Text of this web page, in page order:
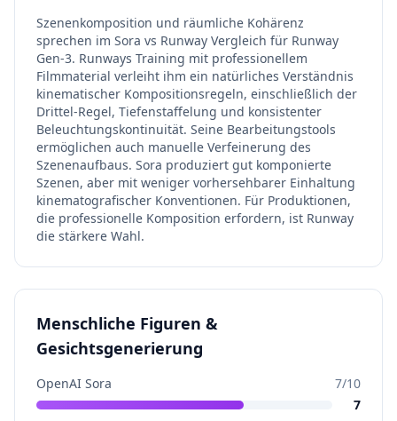
Szenenkomposition und räumliche Kohärenz
sprechen im Sora vs Runway Vergleich für Runway
Gen-3. Runways Training mit professionellem
Filmmaterial verleiht ihm ein natürliches Verständnis
kinematischer Kompositionsregeln, einschließlich der
Drittel-Regel, Tiefenstaffelung und konsistenter
Beleuchtungskontinuität. Seine Bearbeitungstools
ermöglichen auch manuelle Verfeinerung des
Szenenaufbaus. Sora produziert gut komponierte
Szenen, aber mit weniger vorhersehbarer Einhaltung
kinematografischer Konventionen. Für Produktionen,
die professionelle Komposition erfordern, ist Runway
die stärkere Wahl.
Menschliche Figuren &
Gesichtsgenerierung
OpenAI Sora 7/10
7